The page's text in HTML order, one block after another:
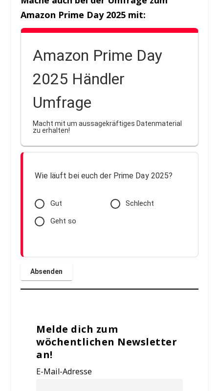
Amazon Prime Day 2025 mit:
Amazon Prime Day
2025 Händler
Umfrage
Macht mit um aussagekräftiges Datenmaterial
zu erhalten!
Wie läuft bei euch der Prime Day 2025?
Gut
Schlecht
Geht so
Melde dich zum
wöchentlichen Newsletter
an!
E-Mail-Adresse